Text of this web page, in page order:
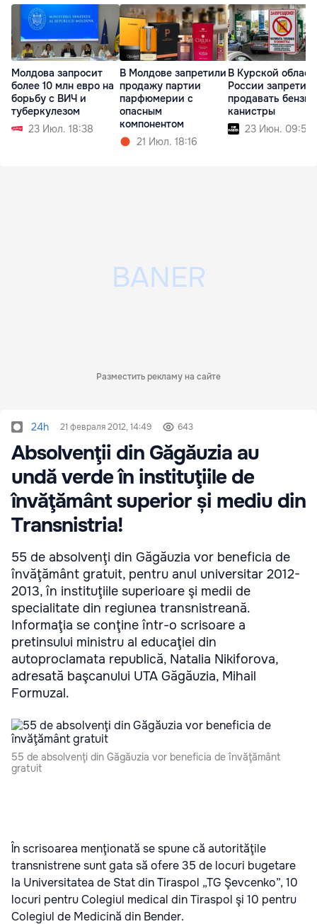
Молдова запросит
более 10 млн евро на
борьбу с ВИЧ и
туберкулезом
23 Июл. 18:38
В Молдове запретили
продажу партии
парфюмерии с
опасным
компонентом
21 Июл. 18:16
В Курской
России
продавать
канистры
23 Июн. 09:53
Разместить рекламу на сайте
24h 21 февраля 2012, 14:49 643
Absolvenţii din Găgăuzia au
undă verde în instituţiile de
învăţământ superior și mediu din
Transnistria!
55 de absolvenţi din Găgăuzia vor beneficia de
învăţământ gratuit, pentru anul universitar 2012-
2013, în instituţiile superioare şi medii de
specialitate din regiunea transnistreană.
Informaţia se conţine într-o scrisoare a
pretinsului ministru al educaţiei din
autoproclamata republică, Natalia Nikiforova,
adresată başcanului UTA Găgăuzia, Mihail
Formuzal.
55 de absolvenţi din Găgăuzia vor beneficia de învăţământ
gratuit
În scrisoarea menţionată se spune că autorităţile
transnistrene sunt gata să ofere 35 de locuri bugetare
la Universitatea de Stat din Tiraspol „TG Şevcenko”, 10
locuri pentru Colegiul medical din Tiraspol şi 10 pentru
Colegiul de Medicină din Bender.